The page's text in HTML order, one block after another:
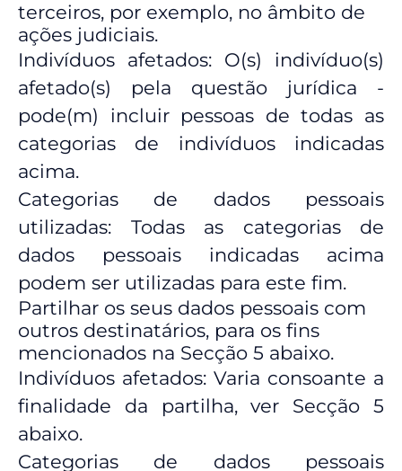
terceiros, por exemplo, no âmbito de
ações judiciais.
Indivíduos afetados: O(s) indivíduo(s)
afetado(s) pela questão jurídica -
pode(m) incluir pessoas de todas as
categorias de indivíduos indicadas
acima.
Categorias de dados pessoais
utilizadas: Todas as categorias de
dados pessoais indicadas acima
podem ser utilizadas para este fim.
Partilhar os seus dados pessoais com
outros destinatários, para os fins
mencionados na Secção 5 abaixo.
Indivíduos afetados: Varia consoante a
finalidade da partilha, ver Secção 5
abaixo.
Categorias de dados pessoais